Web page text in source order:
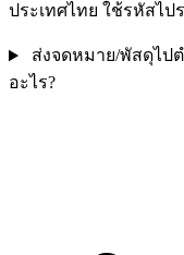
ประเทศไทย ใช้รหัสไป
ส่งจดหมาย/พัสดุไป
อะไร?